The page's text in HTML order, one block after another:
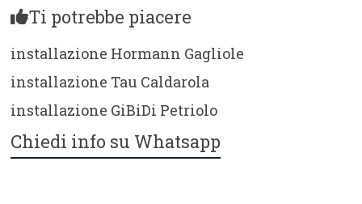
Ti potrebbe piacere
installazione Hormann Gagliole
installazione Tau Caldarola
installazione GiBiDi Petriolo
Chiedi info su Whatsapp